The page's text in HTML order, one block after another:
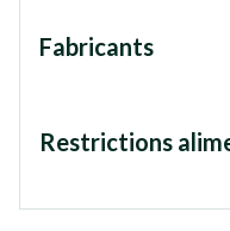
Fabricants
Restrictions